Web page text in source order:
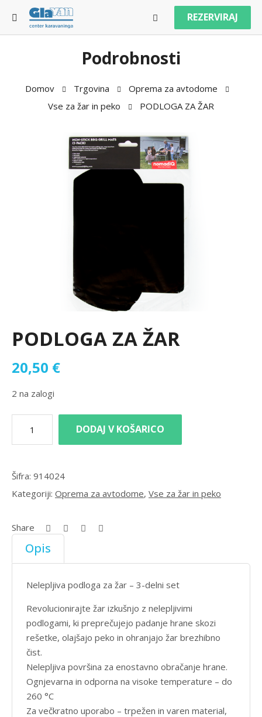
REZERVIRAJ
Podrobnosti
Domov Trgovina
Oprema za avtodome
Vse za žar in peko
PODLOGA ZA ŽAR
PODLOGA ZA ŽAR
20,50 €
2 na zalogi
DODAJ V KOŠARICO
Šifra: 914024
Kategoriji: Oprema za avtodome, Vse za žar in peko
Share
Opis
Nelepljiva podloga za žar – 3-delni set
Revolucionirajte žar izkušnjo z nelepljivimi
podlogami, ki preprečujejo padanje hrane skozi
rešetke, olajšajo peko in ohranjajo žar brezhibno
čist.
Nelepljiva površina za enostavno obračanje hrane.
Ognjevarna in odporna na visoke temperature – do
260 °C
Za večkratno uporabo – trpežen in varen material,